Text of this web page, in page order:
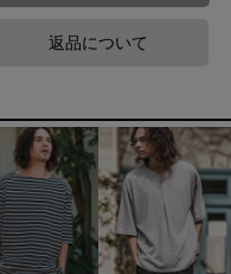
返品について